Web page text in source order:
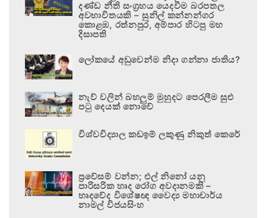
දණ්ඩ නීති සංග්‍රහය යෙදවීම බරපතල
අවභාවිතයකි – සුනිල් කන්නන්ගර
කොළඹ, රත්නපුර, අම්පාර හිටපු මහ
දිසාපති
ලෝකයේ අඩුවෙන්ම නිදා ගන්නා ජාතිය?
නැව් වලින් බහලුම් මුහුදට පෙරලීම සුළු
පටු දෙයක් නොවේ
විශ්වවිද්‍යාල කඩඉම් ලකුණු නිකුත් කෙරේ
ප්‍රවේසම් වන්න; එල් නිනෝ යනු
පාරිසරික හෘද රෝග අවදානමකි –
හෘදවේද විශේෂඥ වෛද්‍ය මහාචාර්ය
නාමල් විජයසිංහ